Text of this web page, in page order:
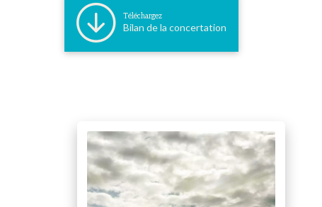
Téléchargez
Bilan de la concertation